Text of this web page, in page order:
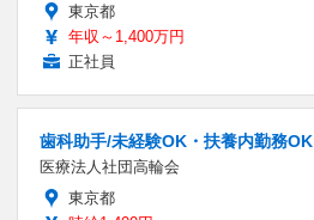
東京都
年収～1,400万円
正社員
歯科助手/未経験OK・扶養内勤務OK
医療法人社団高輪会
東京都